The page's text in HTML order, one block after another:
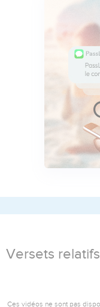
Versets relatifs
Ces vidéos ne sont pas